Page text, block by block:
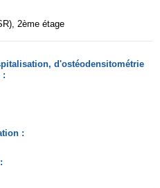
, 2ème étage
d'ostéodensitométrie
:
: